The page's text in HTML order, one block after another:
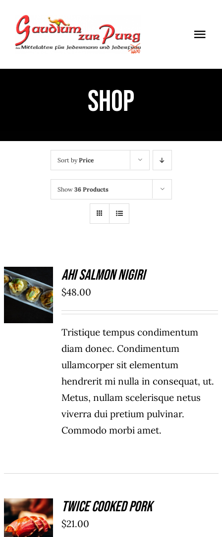
content
Shop
Sort byPrice
Show 36 Products
ADD TO
CART
/
DETAILS
Ahi Salmon Nigiri
$48.00
Tristique tempus condimentum
diam donec. Condimentum
ullamcorper sit elementum
hendrerit mi nulla in consequat, ut.
Metus, nullam scelerisque netus
viverra dui pretium pulvinar.
Commodo morbi amet.
ADD TO
CART
/
Twice Cooked Pork
$21.00